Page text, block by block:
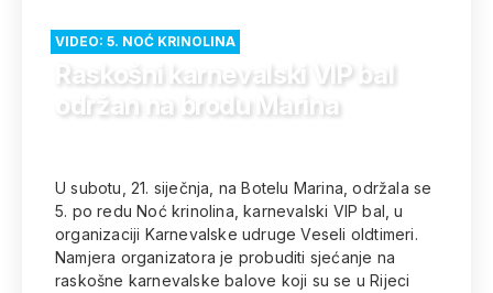
VIDEO: 5. NOĆ KRINOLINA
Raskošni karnevalski VIP bal
održan na brodu Marina
U subotu, 21. siječnja, na Botelu Marina, održala se
5. po redu Noć krinolina, karnevalski VIP bal, u
organizaciji Karnevalske udruge Veseli oldtimeri.
Namjera organizatora je probuditi sjećanje na
raskošne karnevalske balove koji su se u Rijeci